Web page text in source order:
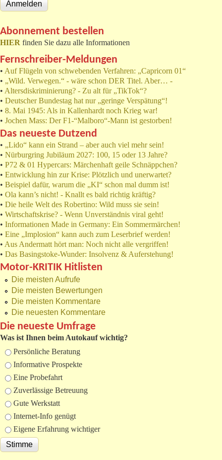
Abonnement bestellen
HIER finden Sie dazu alle Informationen
Fernschreiber-Meldungen
• Auf Flügeln von schwebenden Verfahren: „Capricorn 01“
• „Wild. Verwegen.“ - wäre schon DER Titel. Aber… -
• Altersdiskriminierung? - Zu alt für „TikTok“?
• Deutscher Bundestag hat nur „geringe Verspätung“!
• 8. Mai 1945: Als in Kallenhardt noch Krieg war!
• Jochen Mass: Der F1-“Malboro“-Mann ist gestorben!
Das neueste Dutzend
• „Lido“ kann ein Strand – aber auch viel mehr sein!
• Nürburgring Jubiläum 2027: 100, 15 oder 13 Jahre?
• P72 & 01 Hypercars: Märchenhaft geile Schnäppchen?
• Entwicklung hin zur Krise: Plötzlich und unerwartet?
• Beispiel dafür, warum die „KI“ schon mal dumm ist!
• Ola kann’s nicht! - Knallt es bald richtig kräftig?
• Die heile Welt des Robertino: Wild muss sie sein!
• Wirtschaftskrise? - Wenn Unverständnis viral geht!
• Informationen Made in Germany: Ein Sommermärchen!
• Eine „Implosion“ kann auch zum Leserbrief werden!
• Aus Andermatt hört man: Noch nicht alle vergriffen!
• Das Basingstoke-Wunder: Insolvenz & Auferstehung!
Motor-KRITIK Hitlisten
Die meisten Aufrufe
Die meisten Bewertungen
Die meisten Kommentare
Die neuesten Kommentare
Die neueste Umfrage
Was ist Ihnen beim Autokauf wichtig?
Auswahlmöglichkeiten
Persönliche Beratung
Informative Prospekte
Eine Probefahrt
Zuverlässige Betreuung
Gute Werkstatt
Internet-Info genügt
Eigene Erfahrung wichtiger